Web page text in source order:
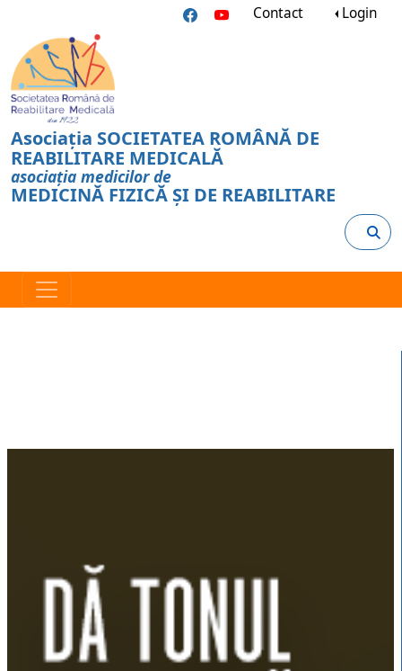
Contact Login
Asociația SOCIETATEA ROMÂNĂ DE
REABILITARE MEDICALĂ
asociația medicilor de
MEDICINĂ FIZICĂ ȘI DE REABILITARE